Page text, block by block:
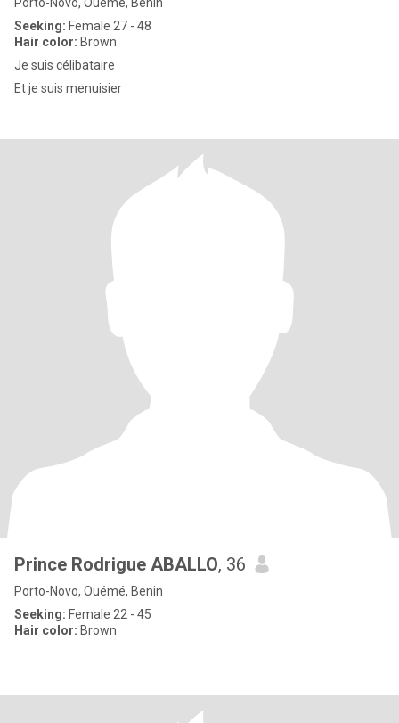
Seeking: Female 27 - 48
Hair color: Brown
Je suis célibataire
Et je suis menuisier
Prince Rodrigue ABALLO, 36
Porto-Novo, Ouémé, Benin
Seeking: Female 22 - 45
Hair color: Brown